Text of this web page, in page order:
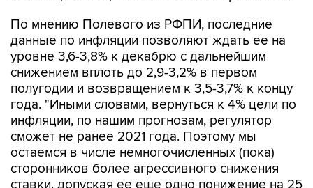
По мнению Полевого из РФПИ, последние
данные по инфляции позволяют ждать ее на
уровне 3,6-3,8% к декабрю с дальнейшим
снижением вплоть до 2,9-3,2% в первом
полугодии и возвращением к 3,5-3,7% к концу
года. "Иными словами, вернуться к 4% цели по
инфляции, по нашим прогнозам, регулятор
сможет не ранее 2021 года. Поэтому мы
остаемся в числе немногочисленных (пока)
сторонников более агрессивного снижения